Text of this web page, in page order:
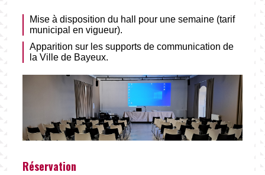
Mise à disposition du hall pour une semaine (tarif
municipal en vigueur).
Apparition sur les supports de communication de
la Ville de Bayeux.
Réservation